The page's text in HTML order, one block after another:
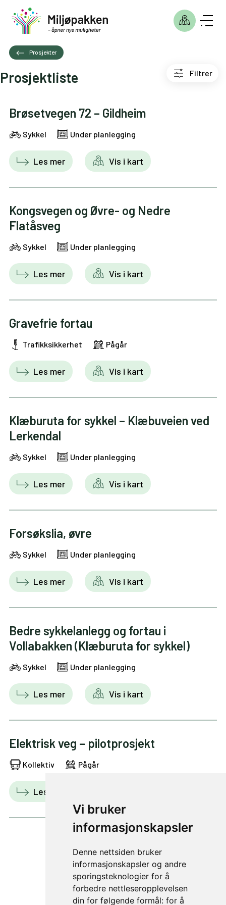
Vi bruker
informasjonskapsler
Denne nettsiden bruker
informasjonskapsler og andre
sporingsteknologier for å
forbedre nettleseropplevelsen
din for følgende formål: for å
Prosjekter
Prosjektliste Filtrer
Brøsetvegen 72 – Gildheim
Sykkel Under planlegging
Les mer Vis i kart
Kongsvegen og Øvre- og Nedre
Flatåsveg
Sykkel Under planlegging
Les mer Vis i kart
Gravefrie fortau
Trafikksikkerhet Pågår
Les mer Vis i kart
Klæburuta for sykkel – Klæbuveien ved
Lerkendal
Sykkel Under planlegging
Les mer Vis i kart
Forsøkslia, øvre
Sykkel Under planlegging
Les mer Vis i kart
Bedre sykkelanlegg og fortau i
Vollabakken (Klæburuta for sykkel)
Sykkel Under planlegging
Les mer Vis i kart
Elektrisk veg – pilotprosjekt
Kollektiv Pågår
Les mer
1 av 8